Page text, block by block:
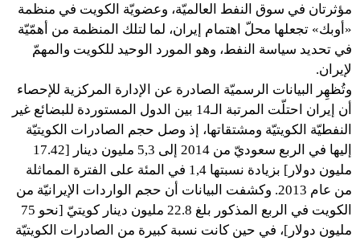
مؤثرتان في سوق النفط العالميّة، وعضويّة الكويت في منظمة
«أوبك» تجعلها محلّ اهتمام إيران، لما لتلك المنظمة من أهمّيّة
في تحديد سياسة النفط، وهو المورد الوحيد للكويت والمهمّ
لإيران.
وتُظهِر البيانات الرسميّة الصادرة عن الإدارة المركزية للإحصاء
أن إيران احتلّت المرتبة الـ14 بين الدول المستوردة للبضائع غير
النفطيّة الكويتيّة ومشتقاتها، إذ وصل حجم الصادرات الكويتيّة
إليها في الربع سعوديّ من 2014 إلى 5,3 مليون دينار [17.42
مليون دولار] بزيادة نسبتها 1,4 في المئة على الفترة المماثلة
من عام 2013. وكشفت البيانات أن حجم الواردات الإيرانيّة من
الكويت في الربع المذكور بلغ 22.8 مليون دينار كويتيّ [نحو 75
مليون دولار]، في حين كانت نسبة كبيرة من الصادرات الكويتيّة